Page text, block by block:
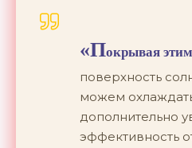
«Покрывая
поверхность
можем
дополнительно
эффективность